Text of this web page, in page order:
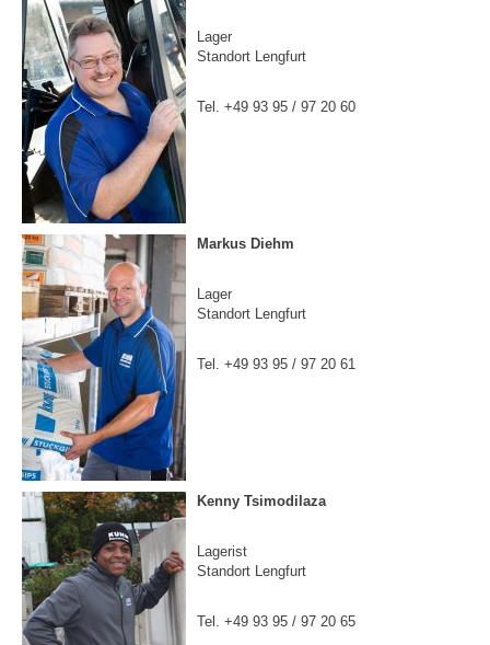
Lager
Standort Lengfurt
Tel. +49 93 95 / 97 20 60
Markus Diehm
Lager
Standort Lengfurt
Tel. +49 93 95 / 97 20 61
Kenny Tsimodilaza
Lagerist
Standort Lengfurt
Tel. +49 93 95 / 97 20 65